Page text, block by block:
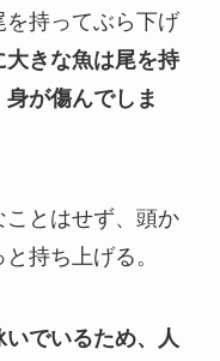
持ってぶら下げ
大きな魚は尾を持
が傷んでしま
とはせず、頭か
持ち上げる。
でいるため、人